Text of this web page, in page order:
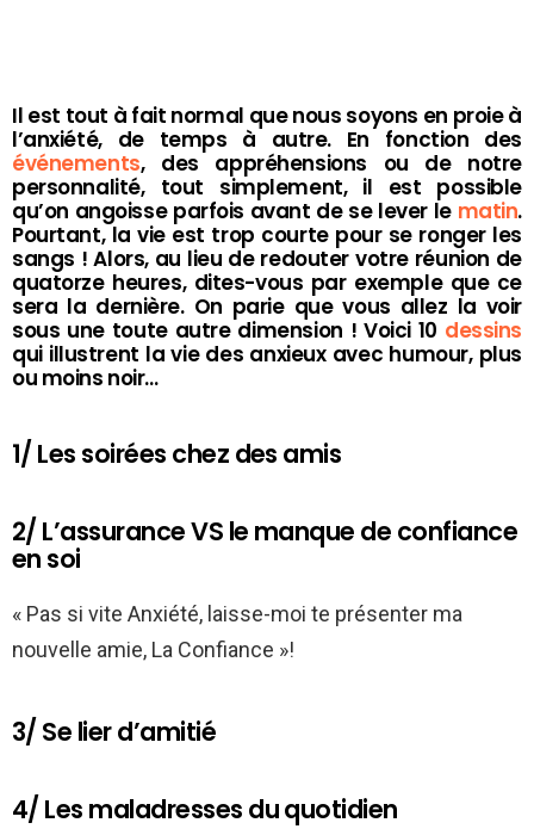
Il est tout à fait normal que nous soyons en proie à
l’anxiété, de temps à autre. En fonction des
événements, des appréhensions ou de notre
personnalité, tout simplement, il est possible
qu’on angoisse parfois avant de se lever le matin.
Pourtant, la vie est trop courte pour se ronger les
sangs ! Alors, au lieu de redouter votre réunion de
quatorze heures, dites-vous par exemple que ce
sera la dernière. On parie que vous allez la voir
sous une toute autre dimension ! Voici 10 dessins
qui illustrent la vie des anxieux avec humour, plus
ou moins noir…
1/ Les soirées chez des amis
2/ L’assurance VS le manque de confiance
en soi
« Pas si vite Anxiété, laisse-moi te présenter ma
nouvelle amie, La Confiance »!
3/ Se lier d’amitié
4/ Les maladresses du quotidien